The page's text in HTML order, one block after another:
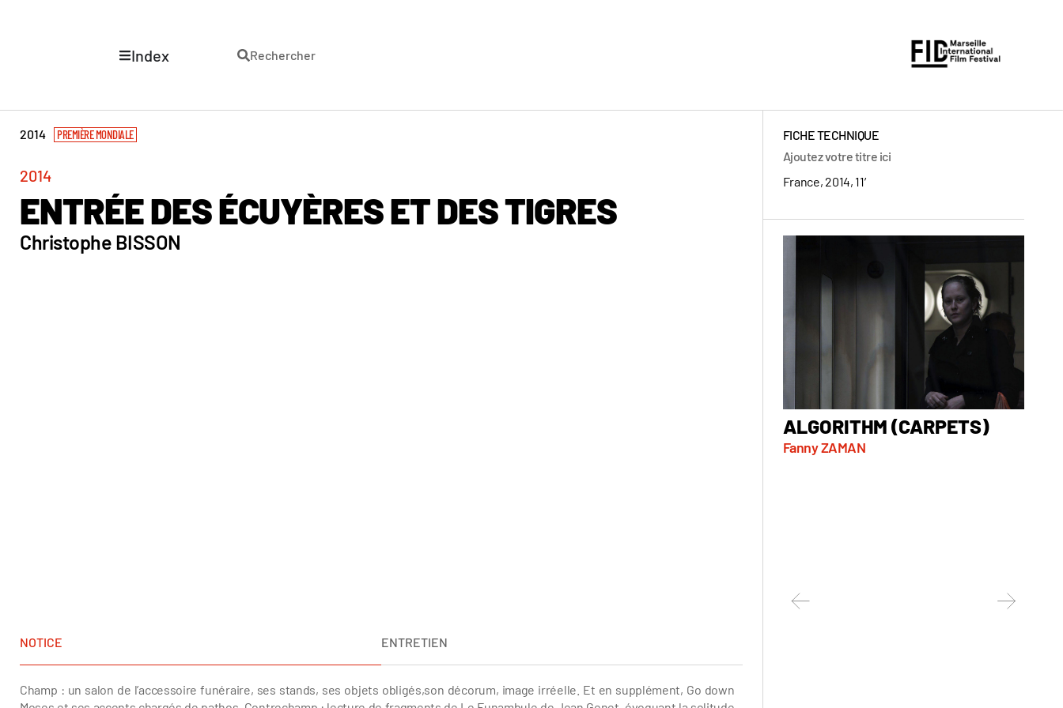
Rechercher
Index
2014 PREMIÈRE MONDIALE
2014
ENTRÉE DES ÉCUYÈRES ET DES TIGRES
Christophe BISSON
NOTICE ENTRETIEN
Champ : un salon de l’accessoire funéraire, ses stands, ses objets obligés,son décorum, image irréelle. Et en supplément, Go down
FICHE TECHNIQUE
Ajoutez votre titre ici
France, 2014, 11′
ALGORITHM (CARPETS)
Fanny ZAMAN